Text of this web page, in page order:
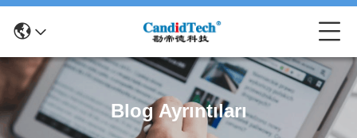
Blog Ayrıntıları